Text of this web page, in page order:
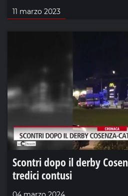
11 marzo 2023
Scontri dopo il derby
tredici contusi